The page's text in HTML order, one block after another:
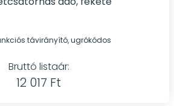
távirányító, ugrókódos
Bruttó listaár:
12 017 Ft